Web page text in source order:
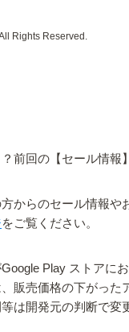
Rights Reserved.
前回の【セール情報
からのセール情報や
をご覧ください。
Play ストアにお
販売価格の下がった
は開発元の判断で変